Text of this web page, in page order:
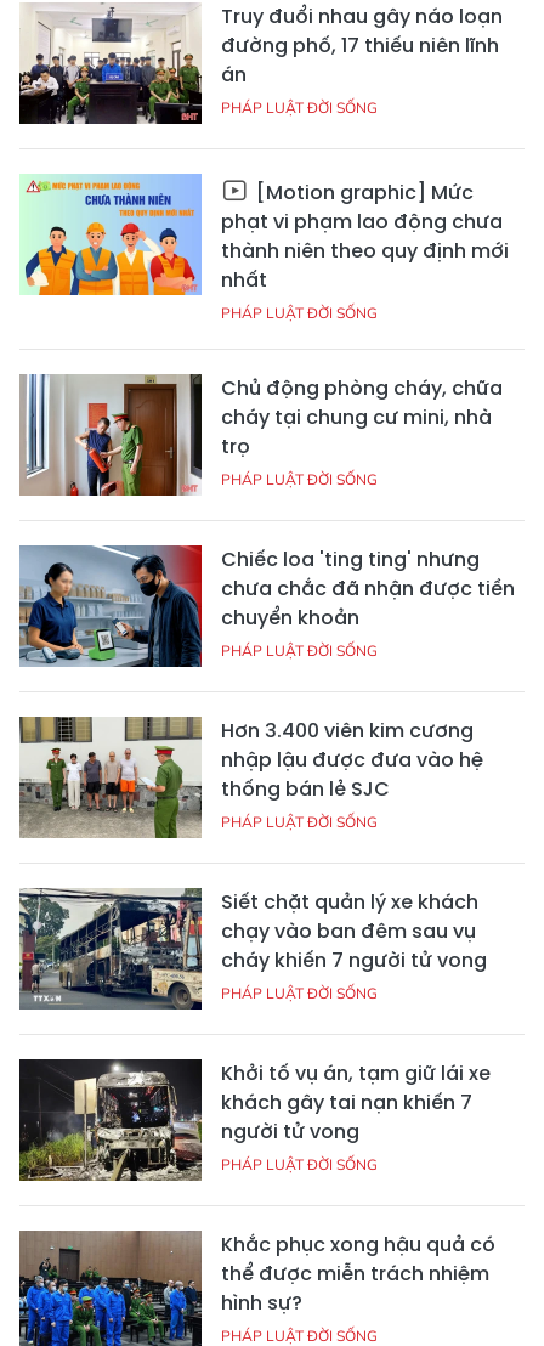
Truy đuổi nhau gây náo loạn
đường phố, 17 thiếu niên lĩnh
án
PHÁP LUẬT ĐỜI SỐNG
[Motion graphic] Mức
phạt vi phạm lao động chưa
thành niên theo quy định mới
nhất
PHÁP LUẬT ĐỜI SỐNG
Chủ động phòng cháy, chữa
cháy tại chung cư mini, nhà
trọ
PHÁP LUẬT ĐỜI SỐNG
Chiếc loa 'ting ting' nhưng
chưa chắc đã nhận được tiền
chuyển khoản
PHÁP LUẬT ĐỜI SỐNG
Hơn 3.400 viên kim cương
nhập lậu được đưa vào hệ
thống bán lẻ SJC
PHÁP LUẬT ĐỜI SỐNG
Siết chặt quản lý xe khách
chạy vào ban đêm sau vụ
cháy khiến 7 người tử vong
PHÁP LUẬT ĐỜI SỐNG
Khởi tố vụ án, tạm giữ lái xe
khách gây tai nạn khiến 7
người tử vong
PHÁP LUẬT ĐỜI SỐNG
Khắc phục xong hậu quả có
thể được miễn trách nhiệm
hình sự?
PHÁP LUẬT ĐỜI SỐNG